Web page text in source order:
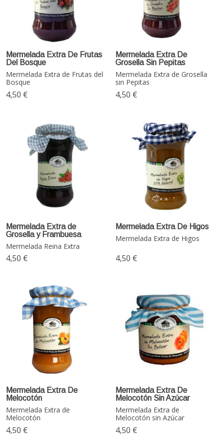
Mermelada Extra De Frutas
Del Bosque
Mermelada Extra de Frutas del
Bosque
4,50 €
Mermelada Extra De
Grosella Sin Pepitas
Mermelada Extra de Grosella
sin Pepitas
4,50 €
Mermelada Extra de
Grosella y Frambuesa
Mermelada Reina Extra
4,50 €
Mermelada Extra De Higos
Mermelada Extra de Higos
4,50 €
Mermelada Extra De
Melocotón
Mermelada Extra de
Melocotón
4,50 €
Mermelada Extra De
Melocotón Sin Azúcar
Mermelada Extra de
Melocotón sin Azúcar
4,50 €